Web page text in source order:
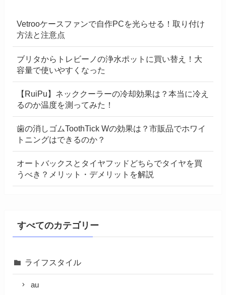
Vetrooケースファンで自作PCを光らせる！取り付け
方法と注意点
ブリタからトレビーノの浄水ポットに買い替え！大
容量で使いやすくなった
【RuiPu】ネッククーラーの冷却効果は？本当に冷え
るのか温度を測ってみた！
歯の消しゴムToothTick Wの効果は？市販品でホワイ
トニングはできるのか？
オートバックスとタイヤフッドどちらでタイヤを買
うべき？メリット・デメリットを解説
すべてのカテゴリー
ライフスタイル
au